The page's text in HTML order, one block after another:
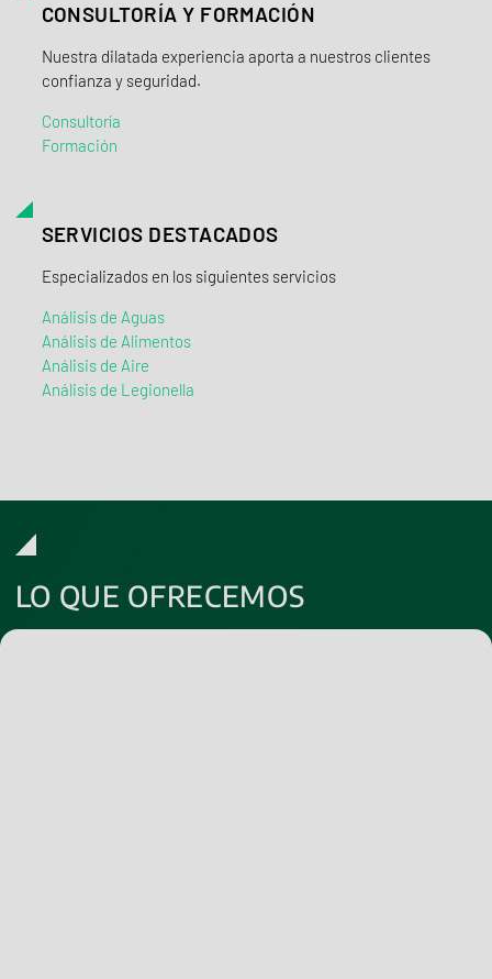
CONSULTORÍA Y FORMACIÓN
Nuestra dilatada experiencia aporta a nuestros clientes
confianza y seguridad.
Consultoría
Formación
SERVICIOS DESTACADOS
Especializados en los siguientes servicios
Análisis de Aguas
Análisis de Alimentos
Análisis de Aire
Análisis de Legionella
LO QUE OFRECEMOS